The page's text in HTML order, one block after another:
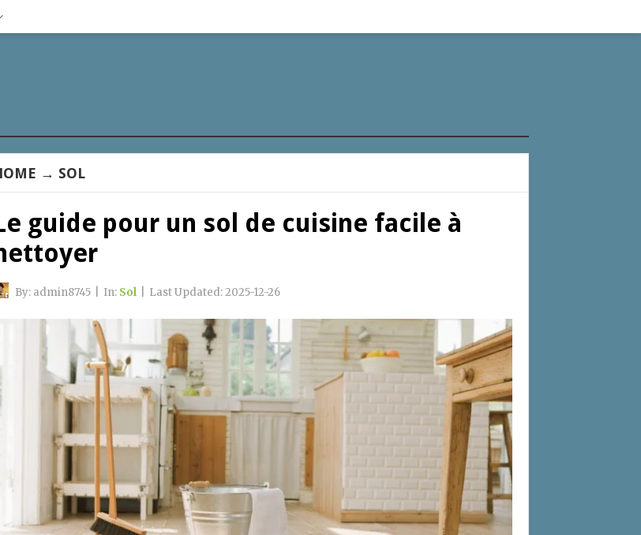
→ SOL
guide pour un sol de cuisine facile à
By: admin8745 In: Sol Last Updated:2025-12-26